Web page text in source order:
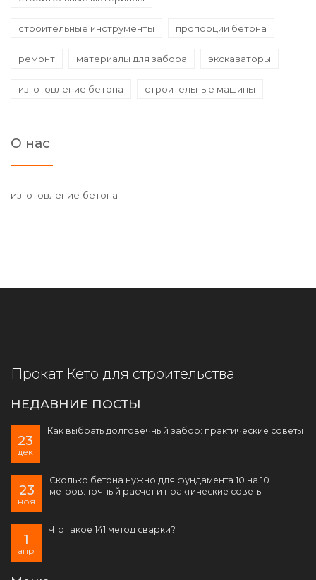
строительные инструменты пропорции бетона
ремонт материалы для забора экскаваторы
изготовление бетона строительные машины
О нас
изготовление бетона
Прокат Кето для строительства
НЕДАВНИЕ ПОСТЫ
23
дек
Как выбрать долговечный забор: практические советы
23
ноя
Сколько бетона нужно для фундамента 10 на 10
метров: точный расчет и практические советы
1
апр
Что такое 141 метод сварки?